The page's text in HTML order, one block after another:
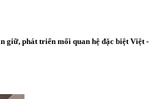
giữ, phát triển mối quan hệ đặc biệt Việt -